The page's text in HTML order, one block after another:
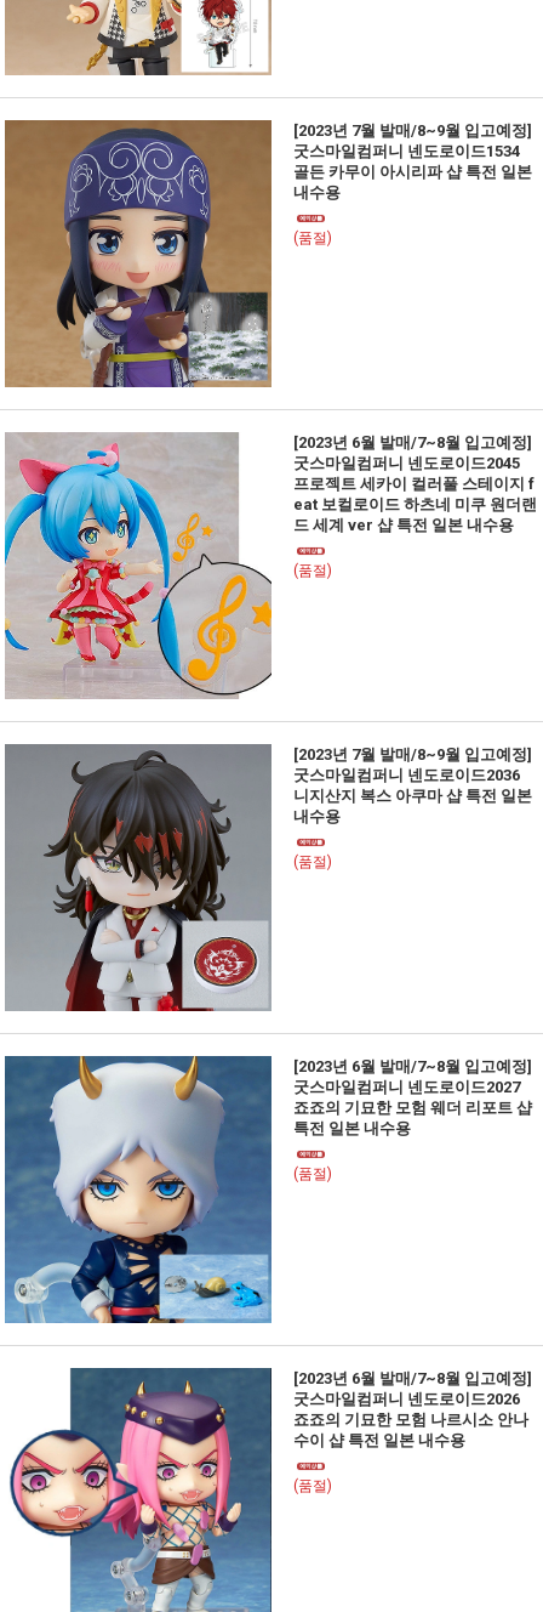
[2023년 7월 발매/8~9월 입고예정]
굿스마일컴퍼니 넨도로이드1534
골든 카무이 아시리파 샵 특전 일본
내수용
(품절)
[2023년 6월 발매/7~8월 입고예정]
굿스마일컴퍼니 넨도로이드2045
프로젝트 세카이 컬러풀 스테이지 f
eat 보컬로이드 하츠네 미쿠 원더랜
드 세계 ver 샵 특전 일본 내수용
(품절)
[2023년 7월 발매/8~9월 입고예정]
굿스마일컴퍼니 넨도로이드2036
니지산지 복스 아쿠마 샵 특전 일본
내수용
(품절)
[2023년 6월 발매/7~8월 입고예정]
굿스마일컴퍼니 넨도로이드2027
죠죠의 기묘한 모험 웨더 리포트 샵
특전 일본 내수용
(품절)
[2023년 6월 발매/7~8월 입고예정]
굿스마일컴퍼니 넨도로이드2026
죠죠의 기묘한 모험 나르시소 안나
수이 샵 특전 일본 내수용
(품절)